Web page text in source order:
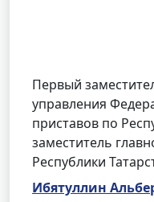
Первый
управления
приставов по
заместитель
Республики
Ибятуллин